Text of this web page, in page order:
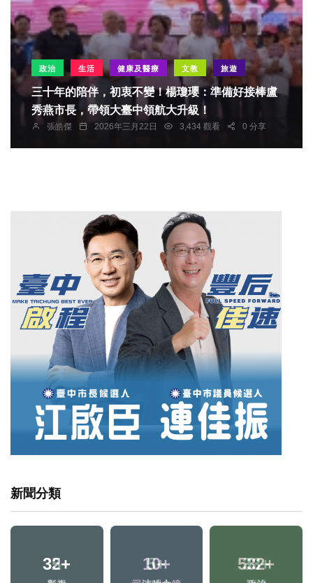
政治 生活 健康及醫療 文教 旅遊
三十年的陪伴，初衷不變！楊瓊瓔：準備好接棒盧
秀燕市長，帶領大臺中領航大升級！
張皓傑 2026年三月22日 3,434 觀看 0 分享
新聞分類
32+ 10+ 532+